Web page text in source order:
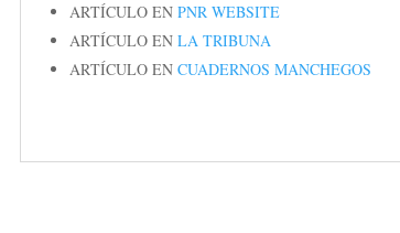
ARTÍCULO EN PNR WEBSITE
ARTÍCULO EN LA TRIBUNA
ARTÍCULO EN CUADERNOS MANCHEGOS